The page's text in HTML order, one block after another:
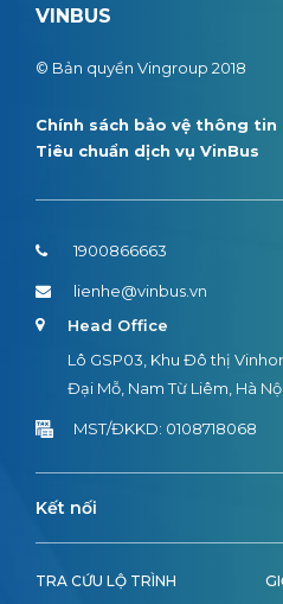
VINBUS
© Bản quyền Vingroup 2018
Chính sách bảo vệ thông tin
Tiêu chuẩn dịch vụ VinBus
TRA CỨU LỘ TRÌNH
1900866663
lienhe@vinbus.vn
Head Office
Lô GSP03, Khu Đô thị
Đại Mỗ, Nam Từ Liêm, Hà
MST/ĐKKD: 0108718068
Kết nối